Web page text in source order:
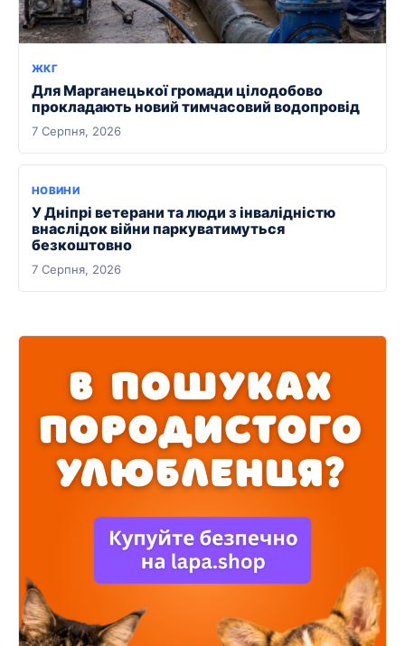
ЖКГ
Для Марганецької громади цілодобово
прокладають новий тимчасовий водопровід
7 Серпня, 2026
НОВИНИ
У Дніпрі ветерани та люди з інвалідністю
внаслідок війни паркуватимуться
безкоштовно
7 Серпня, 2026